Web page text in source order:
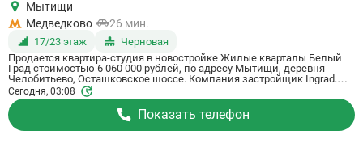
Мытищи
Медведково
26 мин.
17/23 этаж
Черновая
Продается квартира-студия в новостройке Жилые кварталы Белый
Град стоимостью 6 060 000 рублей, по адресу Мытищи, деревня
Челобитьево, Осташковское шоссе. Компания застройщик Ingrad.
Квартира сдается в III квартале 2026 года с черновой отделкой, в 26
минутах на машине от станции метро Медведково. Общая площадь
квартиры - 21.2 м². Этаж 17 из 23. ID квартиры на СтройкиРУ 759007,
скажите его когда будете звонить.
Сегодня, 03:08
Показать телефон